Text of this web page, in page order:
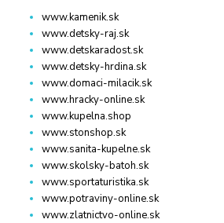
www.kamenik.sk
www.detsky-raj.sk
www.detskaradost.sk
www.detsky-hrdina.sk
www.domaci-milacik.sk
www.hracky-online.sk
www.kupelna.shop
www.stonshop.sk
www.sanita-kupelne.sk
www.skolsky-batoh.sk
www.sportaturistika.sk
www.potraviny-online.sk
www.zlatnictvo-online.sk